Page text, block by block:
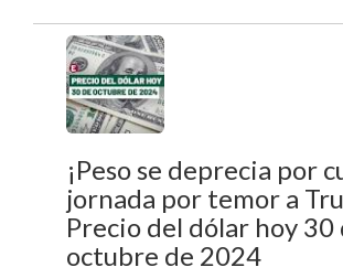
¡Peso se deprecia por
jornada por temor a
Precio del dólar hoy 30
octubre de 2024